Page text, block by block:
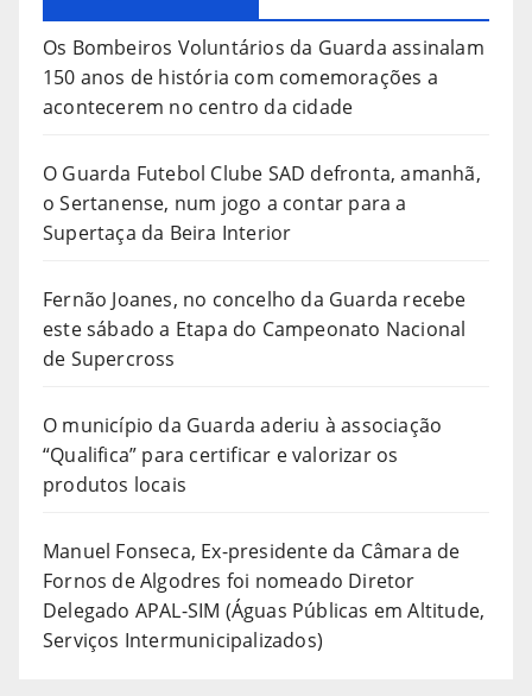
Os Bombeiros Voluntários da Guarda assinalam
150 anos de história com comemorações a
acontecerem no centro da cidade
O Guarda Futebol Clube SAD defronta, amanhã,
o Sertanense, num jogo a contar para a
Supertaça da Beira Interior
Fernão Joanes, no concelho da Guarda recebe
este sábado a Etapa do Campeonato Nacional
de Supercross
O município da Guarda aderiu à associação
“Qualifica” para certificar e valorizar os
produtos locais
Manuel Fonseca, Ex-presidente da Câmara de
Fornos de Algodres foi nomeado Diretor
Delegado APAL-SIM (Águas Públicas em Altitude,
Serviços Intermunicipalizados)